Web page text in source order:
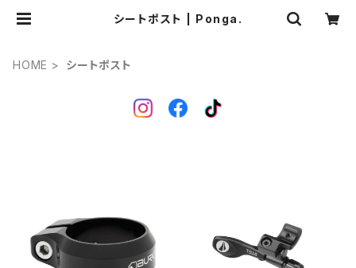
シートポスト | Ponga.
HOME シートポスト